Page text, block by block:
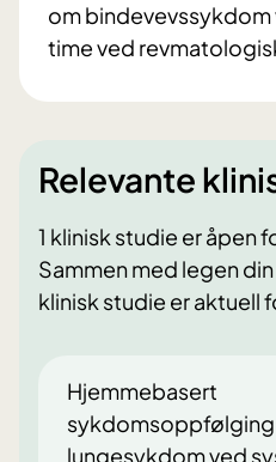
om bindevevssykdom
time ved
Relevante
1 klinisk studie er åpen
Sammen med legen
klinisk studie er aktuell
Hjemmebasert
sykdomsoppfølging
lungesykdom ved